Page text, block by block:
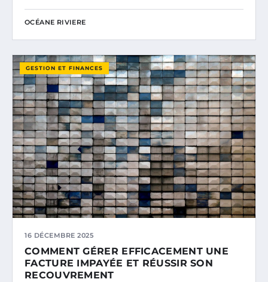
OCÉANE RIVIERE
GESTION ET FINANCES
16 DÉCEMBRE 2025
COMMENT GÉRER EFFICACEMENT UNE
FACTURE IMPAYÉE ET RÉUSSIR SON
RECOUVREMENT